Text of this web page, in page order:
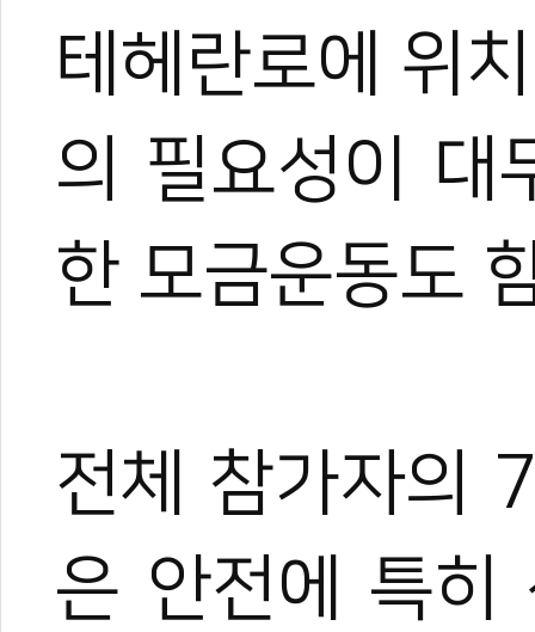
테헤란로에 위
의 필요성이 대
한 모금운동도
전체 참가자의
은 안전에 특히
한혜진